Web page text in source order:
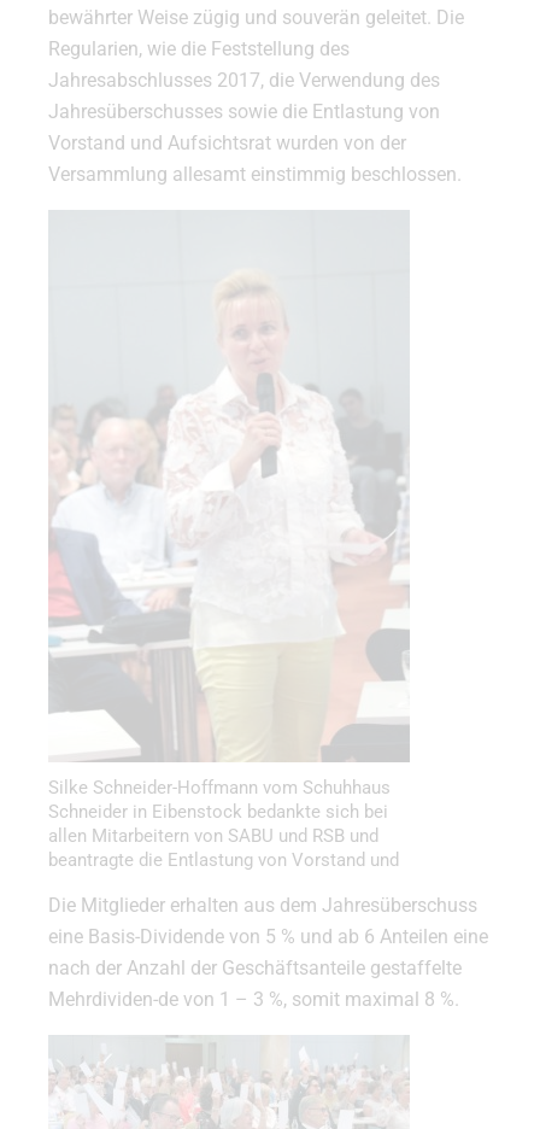
bewährter Weise zügig und souverän geleitet. Die
Regularien, wie die Feststellung des
Jahresabschlusses 2017, die Verwendung des
Jahresüberschusses sowie die Entlastung von
Vorstand und Aufsichtsrat wurden von der
Versammlung allesamt einstimmig beschlossen.
Silke Schneider-Hoffmann vom Schuhhaus
Schneider in Eibenstock bedankte sich bei
allen Mitarbeitern von SABU und RSB und
beantragte die Entlastung von Vorstand und
Die Mitglieder erhalten aus dem Jahresüberschuss
eine Basis-Dividende von 5 % und ab 6 Anteilen eine
nach der Anzahl der Geschäftsanteile gestaffelte
Mehrdividen-de von 1 – 3 %, somit maximal 8 %.